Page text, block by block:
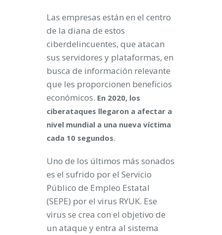
Las empresas están en el centro
de la diana de estos
ciberdelincuentes, que atacan
sus servidores y plataformas, en
busca de información relevante
que les proporcionen beneficios
económicos. En 2020, los
ciberataques llegaron a afectar a
nivel mundial a una nueva víctima
cada 10 segundos.
Uno de los últimos más sonados
es el sufrido por el Servicio
Público de Empleo Estatal
(SEPE) por el virus RYUK. Ese
virus se crea con el objetivo de
un ataque y entra al sistema